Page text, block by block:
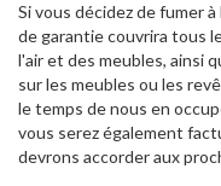
Si vous décidez de fumer
de garantie couvrira tous
l'air et des meubles, ainsi
sur les meubles ou les
le temps de nous en
vous serez également
devrons accorder aux